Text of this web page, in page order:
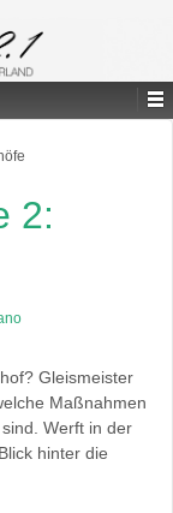
2:
Gleismeister
Maßnahmen
Werft in der
hinter die